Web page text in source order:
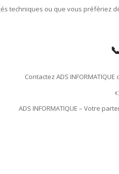
techniques ou que vous préfériez
Contactez ADS
ADS INFORMATIQUE – Votre